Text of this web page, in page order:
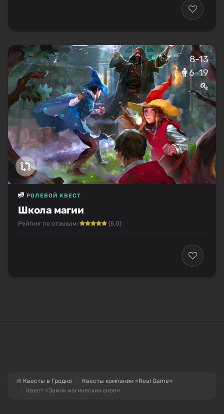
8-13
6–19
Школа магии
РОЛЕВОЙ КВЕСТ
Рейтинг по отзывам: (5.0)
Квесты в Гродно
Квесты компании «Real Game»
Квест «Замок магических снов»